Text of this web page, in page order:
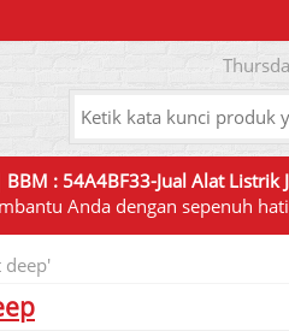
: 54A4BF33-Jual Alat Listrik
Anda dengan sepenuh
deep'